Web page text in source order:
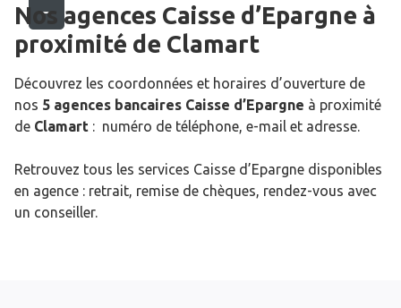
Nos agences Caisse d’Epargne à
proximité de Clamart
Découvrez les coordonnées et horaires d’ouverture de
nos 5 agences bancaires Caisse d’Epargne à proximité
de Clamart : numéro de téléphone, e-mail et adresse.
Retrouvez tous les services Caisse d’Epargne disponibles
en agence : retrait, remise de chèques, rendez-vous avec
un conseiller.